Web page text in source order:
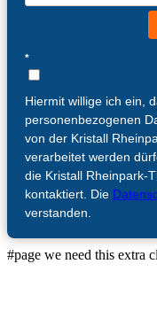
*
Hiermit willige ich ein,
personenbezogenen
von der Kristall
verarbeitet werden
die Kristall Rheinpark-
kontaktiert. Die
verstanden.
#page we need this extra